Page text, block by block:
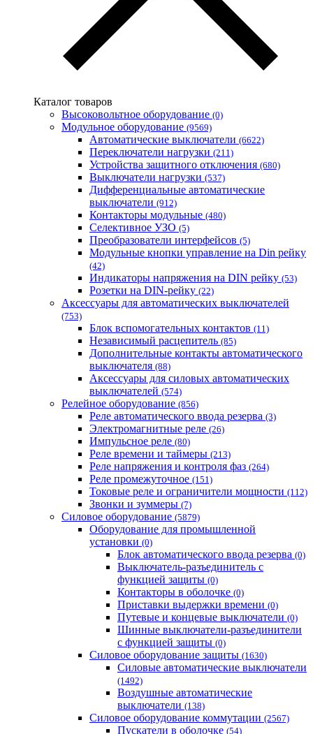
Каталог товаров
Высоковольтное оборудование (0)
Модульное оборудование (9569)
Автоматические выключатели (6622)
Переключатели нагрузки (211)
Устройства защитного отключения (680)
Выключатели нагрузки (537)
Дифференциальные автоматические
выключатели (912)
Контакторы модульные (480)
Селективное УЗО (5)
Преобразователи интерфейсов (5)
Модульные кнопки управление на Din рейку
(42)
Индикаторы напряжения на DIN рейку (53)
Розетки на DIN-рейку (22)
Аксессуары для автоматических выключателей
(753)
Блок вспомогательных контактов (11)
Независимый расцепитель (85)
Дополнительные контакты автоматического
выключателя (88)
Аксессуары для силовых автоматических
выключателей (574)
Релейное оборудование (856)
Реле автоматического ввода резерва (3)
Электромагнитные реле (26)
Импульсное реле (80)
Реле времени и таймеры (213)
Реле напряжения и контроля фаз (264)
Реле промежуточное (151)
Токовые реле и ограничители мощности (112)
Звонки и зуммеры (7)
Силовое оборудование (5879)
Оборудование для промышленной
установки (0)
Блок автоматического ввода резерва (0)
Выключатель-разъединитель с
функцией защиты (0)
Контакторы в оболочке (0)
Приставки выдержки времени (0)
Путевые и концевые выключатели (0)
Шинные выключатели-разъединители
с функцией защиты (0)
Силовое оборудование защиты (1630)
Силовые автоматические выключатели
(1492)
Воздушные автоматические
выключатели (138)
Силовое оборудование коммутации (2567)
Пускатели в оболочке (54)